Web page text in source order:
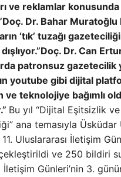
ve reklamlar konusunda
Doç. Dr. Bahar Muratoğlu
‘tık’ tuzağı
Doç. Dr. Can
patronsuz gazetecilik
youtube gibi dijital
ve teknolojiye bağımlı
Bu yıl “Dijital Eşitsizlik
ana temasıyla Üsküdar
Uluslararası İletişim
ve 250 bildiri
İletişim Günleri’nin 3.